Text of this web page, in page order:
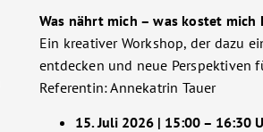
Was nährt mich – was kostet mich
Ein kreativer Workshop, der dazu
entdecken und neue Perspektiven
Referentin: Annekatrin Tauer
15. Juli 2026 | 15:00 – 16:30